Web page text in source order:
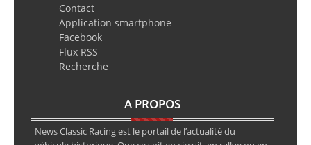
Contact
Application smartphone
Facebook
Flux RSS
Recherche
A PROPOS
News Classic Racing est le portail de l’actualité du